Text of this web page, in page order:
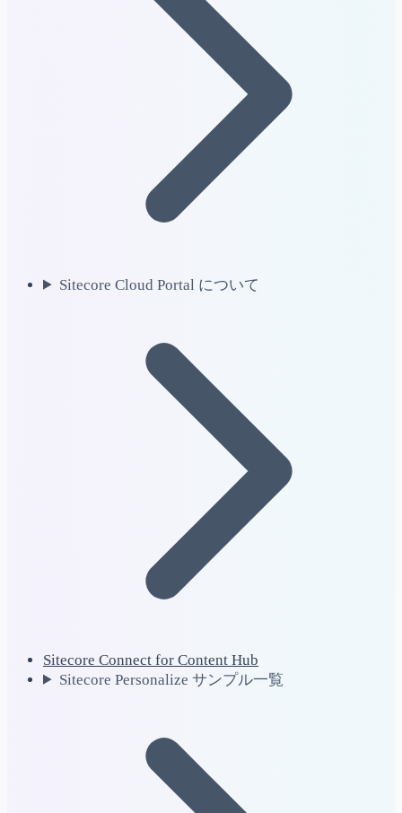
Sitecore Cloud Portal について
Sitecore Connect for Content Hub
Sitecore Personalize サンプル一覧